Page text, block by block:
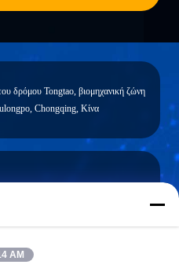
δρόμου Tongtao, βιομηχανική ζώνη
Chongqing, Κίνα
AM